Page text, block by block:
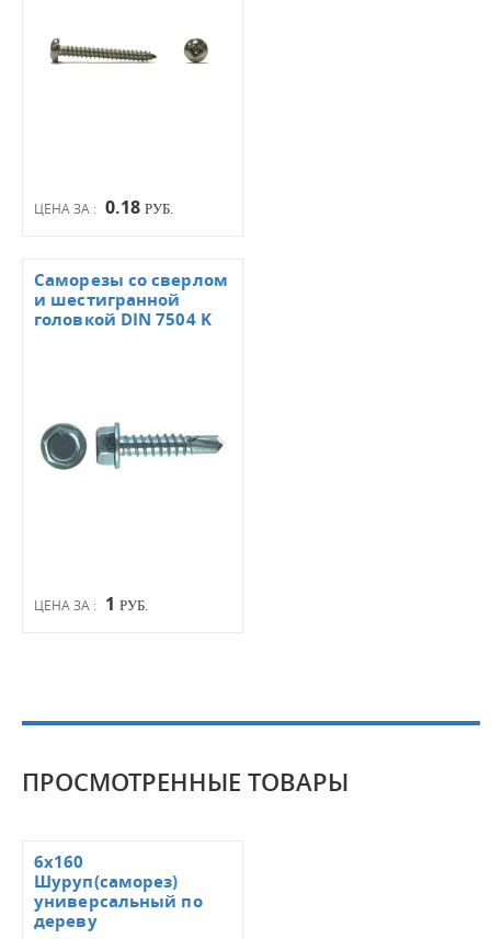
ЦЕНА ЗА : 0.18 РУБ.
ЦЕНА ЗА : 1 РУБ.
Саморезы со сверлом
и шестигранной
головкой DIN 7504 K
ПРОСМОТРЕННЫЕ ТОВАРЫ
6х160
Шуруп(саморез)
универсальный по
дереву